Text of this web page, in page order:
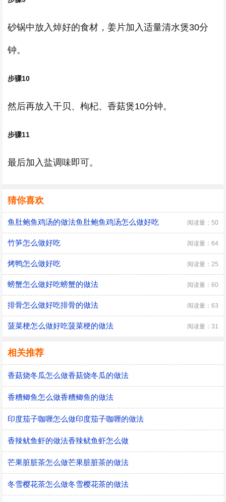
砂锅中放入焯好的食材，姜片加入适量清水煲30分
钟。
步骤10
然后再放入干贝、枸杞、香菇煲10分钟。
步骤11
最后加入盐调味即可。
猜你喜欢
鱼肚鲍鱼鸡汤的做法鱼肚鲍鱼鸡汤怎么做好吃 阅读量：50
竹笋怎么做好吃 阅读量：64
烤鸭怎么做好吃 阅读量：25
螃蟹怎么做好吃螃蟹的做法 阅读量：60
排骨怎么做好吃排骨的做法 阅读量：63
菠菜梗怎么做好吃菠菜梗的做法 阅读量：31
相关推荐
香菇烧冬瓜怎么做香菇烧冬瓜的做法
香糟鲫鱼怎么做香糟鲫鱼的做法
印度茄子咖喱怎么做印度茄子咖喱的做法
香辣鱿鱼虾的做法香辣鱿鱼虾怎么做
芒果脏脏茶怎么做芒果脏脏茶的做法
冬雪樱花茶怎么做冬雪樱花茶的做法